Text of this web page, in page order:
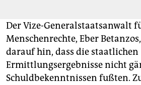
Der Vize-Generalstaatsanwalt
Menschenrechte, Eber
darauf hin, dass die staatlichen
Ermittlungsergebnisse nicht
Schuldbekenntnissen fußten.